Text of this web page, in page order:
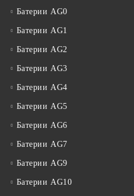
Батерии AG0
Батерии AG1
Батерии AG2
Батерии AG3
Батерии AG4
Батерии AG5
Батерии AG6
Батерии AG7
Батерии AG9
Батерии AG10